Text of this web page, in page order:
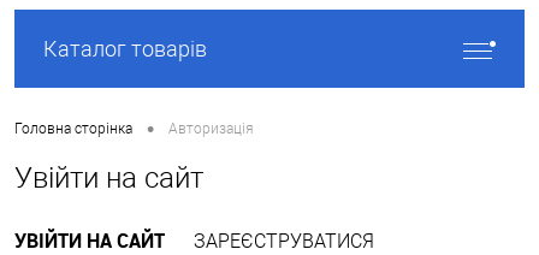
Каталог товарів
Головна сторінка • Авторизація
Увійти на сайт
УВІЙТИ НА САЙТ ЗАРЕЄСТРУВАТИСЯ